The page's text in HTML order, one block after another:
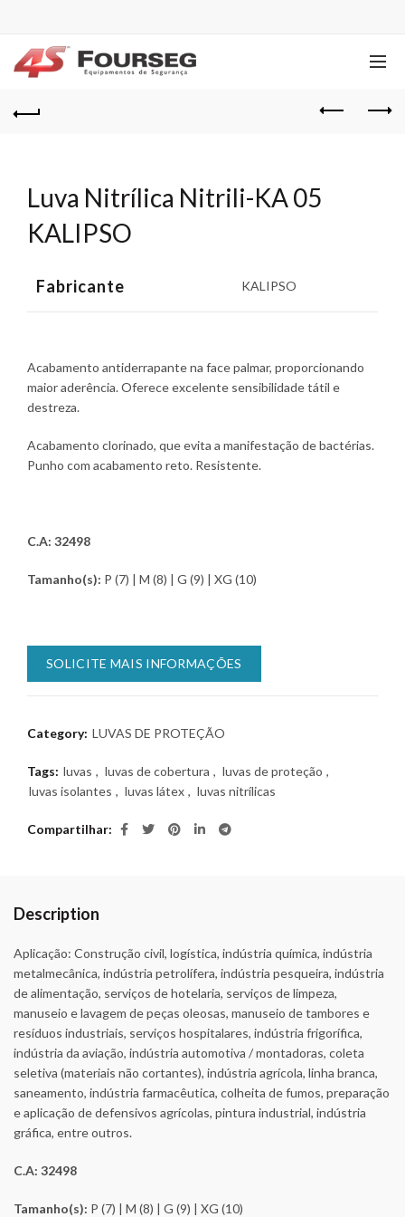
Luva Nitrílica Nitrili-KA 05
KALIPSO
Fabricante KALIPSO
Acabamento antiderrapante na face palmar, proporcionando
maior aderência. Oferece excelente sensibilidade tátil e
destreza.
Acabamento clorinado, que evita a manifestação de bactérias.
Punho com acabamento reto. Resistente.
C.A: 32498
Tamanho(s): P (7) | M (8) | G (9) | XG (10)
SOLICITE MAIS INFORMAÇÕES
Category: LUVAS DE PROTEÇÃO
Tags: luvas , luvas de cobertura , luvas de proteção ,
luvas isolantes , luvas látex , luvas nitrílicas
Compartilhar
Description
Aplicação: Construção civil, logística, indústria química, indústria
metalmecânica, indústria petrolífera, indústria pesqueira, indústria
de alimentação, serviços de hotelaria, serviços de limpeza,
manuseio e lavagem de peças oleosas, manuseio de tambores e
resíduos industriais, serviços hospitalares, indústria frigorífica,
indústria da aviação, indústria automotiva / montadoras, coleta
seletiva (materiais não cortantes), indústria agrícola, linha branca,
saneamento, indústria farmacêutica, colheita de fumos, preparação
e aplicação de defensivos agrícolas, pintura industrial, indústria
gráfica, entre outros.
C.A: 32498
Tamanho(s): P (7) | M (8) | G (9) | XG (10)